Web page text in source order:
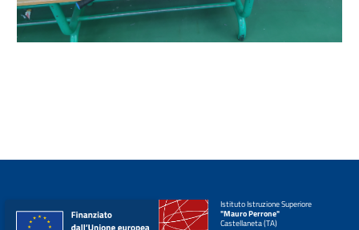
Istituto Istruzione Superiore
"Mauro Perrone"
Castellaneta (TA)